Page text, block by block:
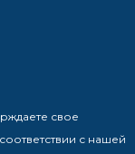
свое
с нашей